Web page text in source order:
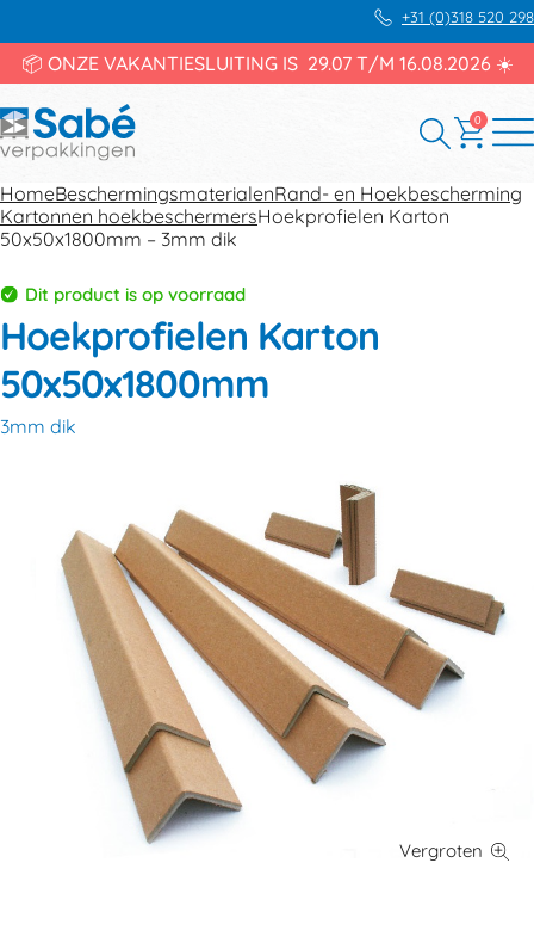
+31 (0)318 520 298
📦 ONZE VAKANTIESLUITING IS 29.07 T/M 16.08.2026 ☀️
0
HomeBeschermingsmaterialenRand- en Hoekbescherming
Kartonnen hoekbeschermersHoekprofielen Karton
50x50x1800mm – 3mm dik
Dit product is op voorraad
Hoekprofielen Karton
50x50x1800mm
3mm dik